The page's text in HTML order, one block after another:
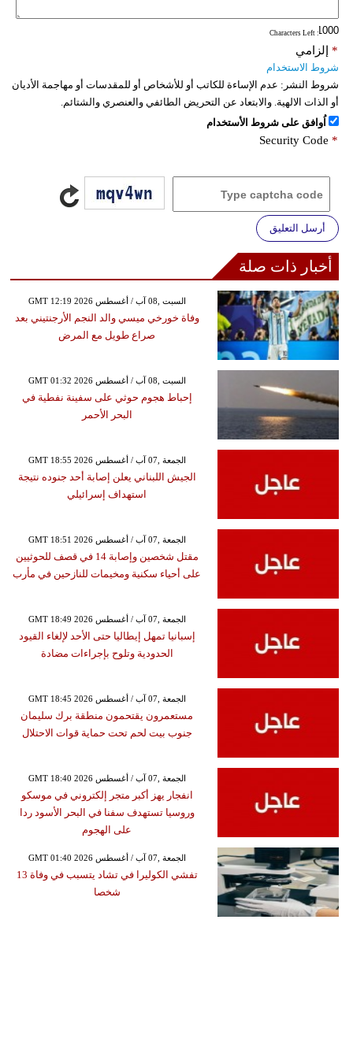
: Characters Left
إلزامي *
شروط الاستخدام
شروط النشر: عدم الإساءة للكاتب أو للأشخاص أو للمقدسات أو مهاجمة الأديان
أو الذات الالهية. والابتعاد عن التحريض الطائفي والعنصري والشتائم.
اُوافق على شروط الأستخدام
Security Code *
أرسل التعليق
أخبار ذات صلة
GMT 12:19 2026 السبت ,08 آب / أغسطس
وفاة خورخي ميسي والد النجم الأرجنتيني بعد
صراع طويل مع المرض
GMT 01:32 2026 السبت ,08 آب / أغسطس
إحباط هجوم حوثي على سفينة نفطية في
البحر الأحمر
GMT 18:55 2026 الجمعة ,07 آب / أغسطس
الجيش اللبناني يعلن إصابة أحد جنوده نتيجة
استهداف إسرائيلي
GMT 18:51 2026 الجمعة ,07 آب / أغسطس
مقتل شخصين وإصابة 14 في قصف للحوثيين
على أحياء سكنية ومخيمات للنازحين في مأرب
GMT 18:49 2026 الجمعة ,07 آب / أغسطس
إسبانيا تمهل إيطاليا حتى الأحد لإلغاء القيود
الحدودية وتلوح بإجراءات مضادة
GMT 18:45 2026 الجمعة ,07 آب / أغسطس
مستعمرون يقتحمون منطقة برك سليمان
جنوب بيت لحم تحت حماية قوات الاحتلال
GMT 18:40 2026 الجمعة ,07 آب / أغسطس
انفجار يهز أكبر متجر إلكتروني في موسكو
وروسيا تستهدف سفنا في البحر الأسود ردا
على الهجوم
GMT 01:40 2026 الجمعة ,07 آب / أغسطس
تفشي الكوليرا في تشاد يتسبب في وفاة 13
شخصا